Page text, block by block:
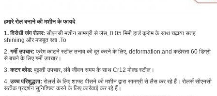
हमारे रोल बनाने की मशीन के फायदे
1. विरोधी जंग रोलर: सीएनसी मशीन सामग्री से लैस, 0.05 मिमी हार्ड क्रोम के साथ चढ़ाया सतह
shiniing और मजबूत रक्षा .To
2. गर्मी उपचार: फ्रेम काटने स्टील तनाव को दूर करने के लिए, deformation.and कठोरता 60 डिग्री
से बचने के लिए गर्मी उपचार।
3. कटर ब्लेड: बुझती उपचार, लंबे जीवन समय के साथ Cr12 मोल्ड स्टील।
4. उच्च परिशुद्धता: रोलर्स के लिए शाफ्ट पीसने की मशीन द्वारा सामग्री से लैस कर रहे हैं। रोलर्स सीएनसी
सटीक प्रदर्शन सुनिश्चित करने के लिए कार्रवाई कर रहे हैं।